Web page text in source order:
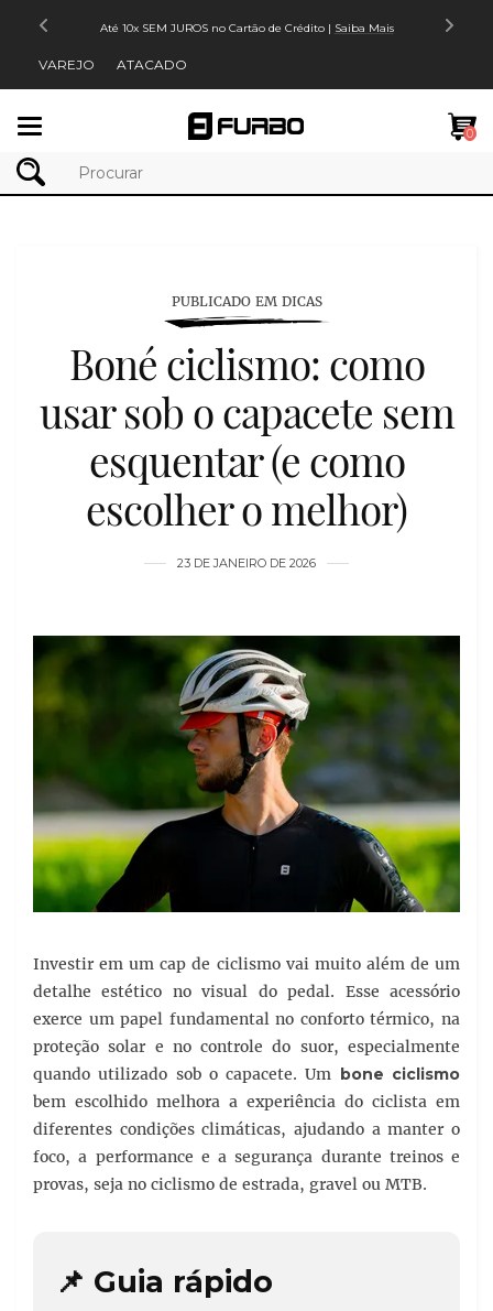
Até 10x SEM JUROS no Cartão de Crédito | Saiba Mais
VAREJO ATACADO
0
PUBLICADO EM DICAS
Boné ciclismo: como
usar sob o capacete sem
esquentar (e como
escolher o melhor)
23 DE JANEIRO DE 2026
Investir em um cap de ciclismo vai muito além de um
detalhe estético no visual do pedal. Esse acessório
exerce um papel fundamental no conforto térmico, na
proteção solar e no controle do suor, especialmente
quando utilizado sob o capacete. Um
bone ciclismo
bem escolhido melhora a experiência do ciclista em
diferentes condições climáticas, ajudando a manter o
foco, a performance e a segurança durante treinos e
provas, seja no ciclismo de estrada, gravel ou MTB.
📌 Guia rápido